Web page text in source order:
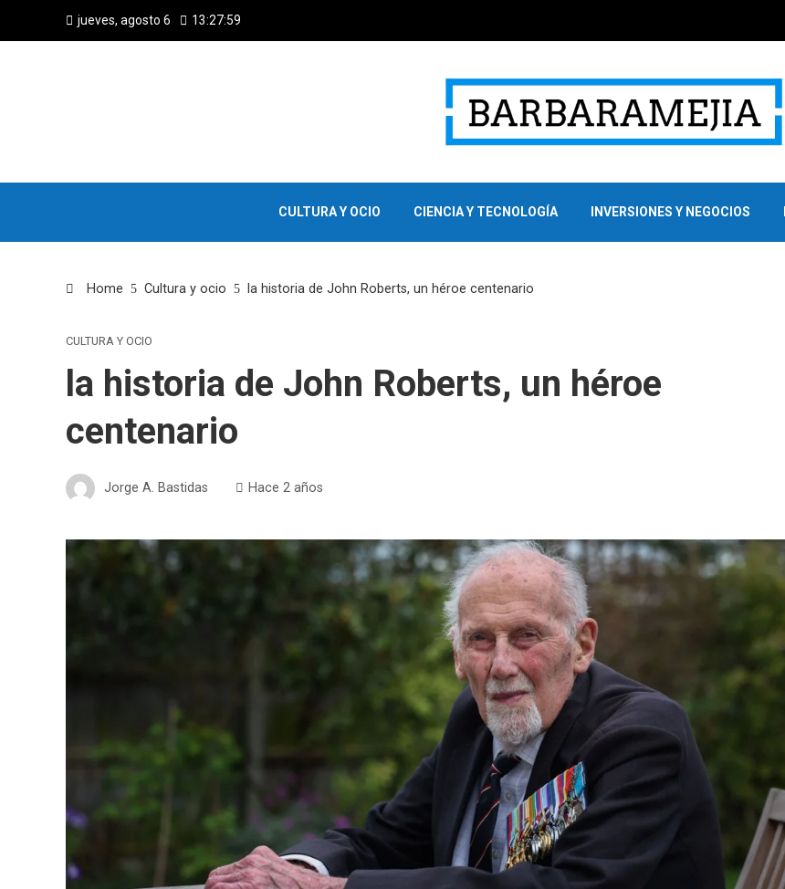
jueves, agosto 6 13:28:00
CULTURA Y OCIO CIENCIA Y TECNOLOGÍA INVERSIONES Y NEGOCIOS
Home Cultura y ocio la historia de John Roberts, un héroe centenario
CULTURA Y OCIO
la historia de John Roberts, un héroe
centenario
Jorge A. Bastidas Hace 2 años